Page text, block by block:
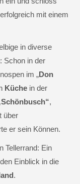
mit einem
in diverse
Schon in der
im „Don
Küche in der
,
über
er sein Können.
Tellerrand: Ein
Einblick in die
.